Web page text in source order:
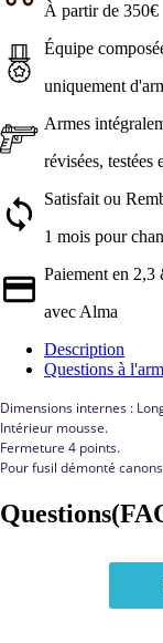
À partir de 350€
Équipe
uniquement
Armes
révisées, testées
Satisfait ou
1 mois pour
Paiement en 2,3
avec Alma
Description
Questions à
Dimensions internes :
Intérieur mousse.
Fermeture 4 points.
Pour fusil démonté